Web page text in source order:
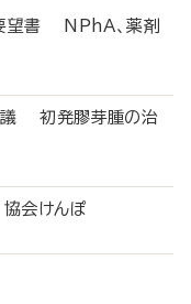
要望書 NPhA、薬剤
議 初発膠芽腫の治
会けんぽ